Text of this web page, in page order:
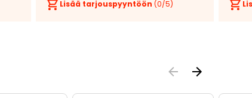
Lisää tarjouspyyntöön (0/5)